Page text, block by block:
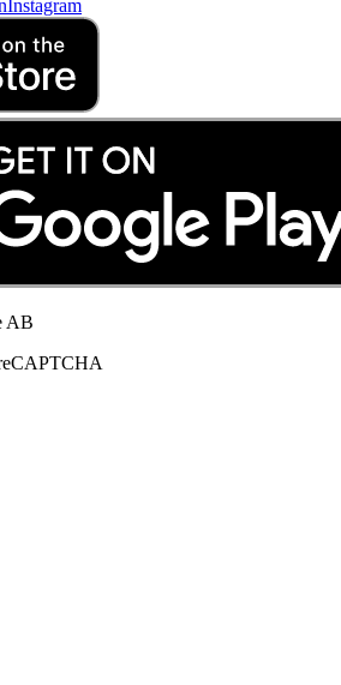
Instagram
AB